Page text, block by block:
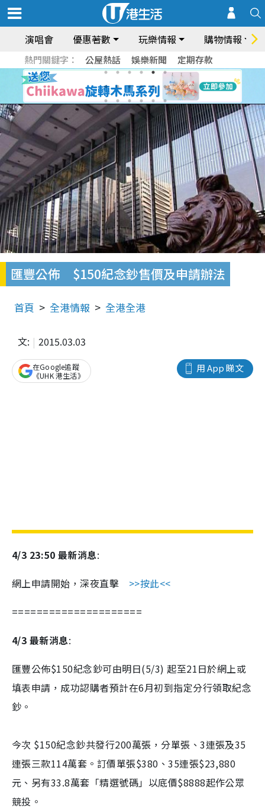
演唱會 優惠著數 玩樂情報 購物情報
熱門關鍵字： 公屋熱話 娛樂新聞 定期存款
匯豐公佈 $150紀念鈔售價及申請辦法
首頁 全港情報 全港全港
文: 2015.03.03
用 App 睇文
在Google追蹤
《UHK 港生活》
4/3 23:50 最新消息:
網上申請開始，深夜直擊 >>按此<<
=====================
4/3 最新消息:
匯豐公佈$150紀念鈔可由明日(5/3) 起至21日於網上或
填表申請，成功認購者預計在6月初到指定分行領取紀念
鈔。
今次 $150紀念鈔共發行200萬張，分單張、3連張及35
連張三款114萬套。訂價單張$380、35連張$23,880
元、另有33.8萬套「精選號碼」以底價$8888起作公眾
競投。